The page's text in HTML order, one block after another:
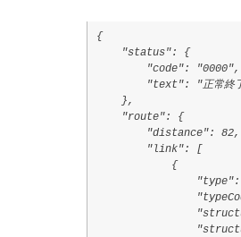
{
    "status": {
        "code": "0000",
"text": "正常終
    },
    "route": {
        "distance": 82,
        "link": [
            {
"type":